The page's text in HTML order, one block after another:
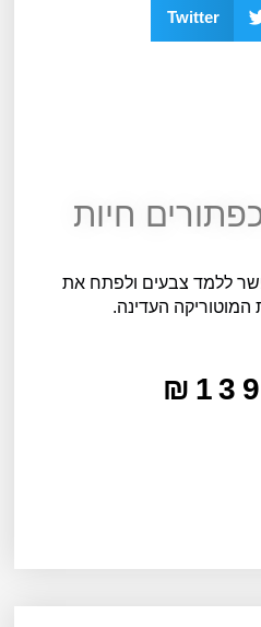
Twitter
חיות
ללמד צבעים ולפתח את
המוטוריקה העדינה.
₪